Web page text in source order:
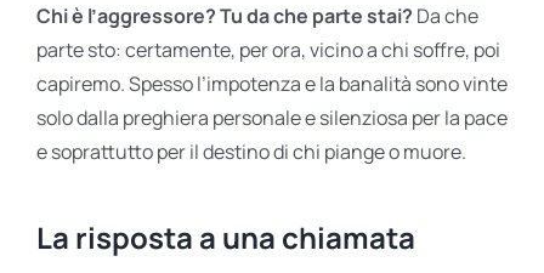
Chi è l’aggressore? Tu da che parte stai? Da che
parte sto: certamente, per ora, vicino a chi soffre, poi
capiremo. Spesso l’impotenza e la banalità sono vinte
solo dalla preghiera personale e silenziosa per la pace
e soprattutto per il destino di chi piange o muore.
La risposta a una chiamata